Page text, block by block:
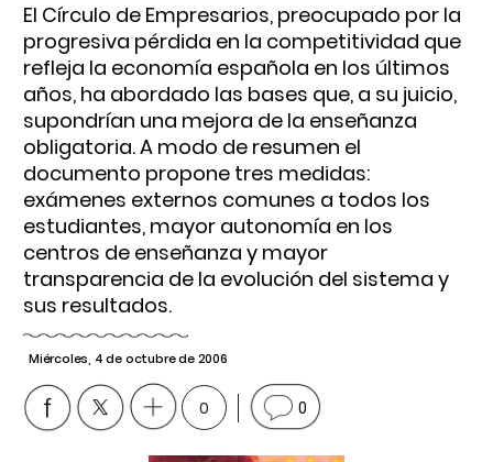
El Círculo de Empresarios, preocupado por la
progresiva pérdida en la competitividad que
refleja la economía española en los últimos
años, ha abordado las bases que, a su juicio,
supondrían una mejora de la enseñanza
obligatoria. A modo de resumen el
documento propone tres medidas:
exámenes externos comunes a todos los
estudiantes, mayor autonomía en los
centros de enseñanza y mayor
transparencia de la evolución del sistema y
sus resultados.
Miércoles, 4 de octubre de 2006
0 0